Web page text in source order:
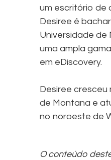
um escritório de
Desiree é
Universidade de
uma ampla
em eDiscovery.
Desiree cresceu
de Montana e
no noroeste de
O conteúdo